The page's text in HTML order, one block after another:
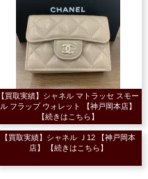
【買取実績】シャネル マトラッセ スモー
ル フラップ ウォレット 【神戸岡本店】
【続きはこちら】
【買取実績】シャネル Ｊ12 【神戸岡本
店】 【続きはこちら】